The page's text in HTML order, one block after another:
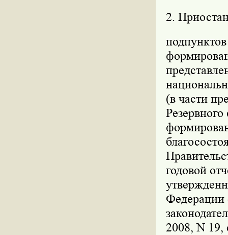
2.
(в части
годовой
Федерации
2008, N 19,